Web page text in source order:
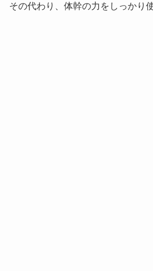
その代わり、体幹の力をしっかり